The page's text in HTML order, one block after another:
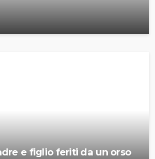
e figlio feriti da un orso